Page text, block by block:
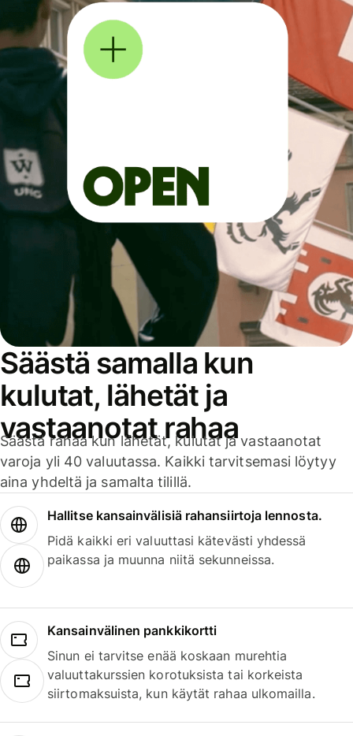
Säästä samalla kun
kulutat, lähetät ja
vastaanotat rahaa
Säästä rahaa kun lähetät, kulutat ja vastaanotat
varoja yli 40 valuutassa. Kaikki tarvitsemasi löytyy
aina yhdeltä ja samalta tilillä.
Hallitse kansainvälisiä rahansiirtoja lennosta.
Pidä kaikki eri valuuttasi kätevästi yhdessä
paikassa ja muunna niitä sekunneissa.
Kansainvälinen pankkikortti
Sinun ei tarvitse enää koskaan murehtia
valuuttakurssien korotuksista tai korkeista
siirtomaksuista, kun käytät rahaa ulkomailla.